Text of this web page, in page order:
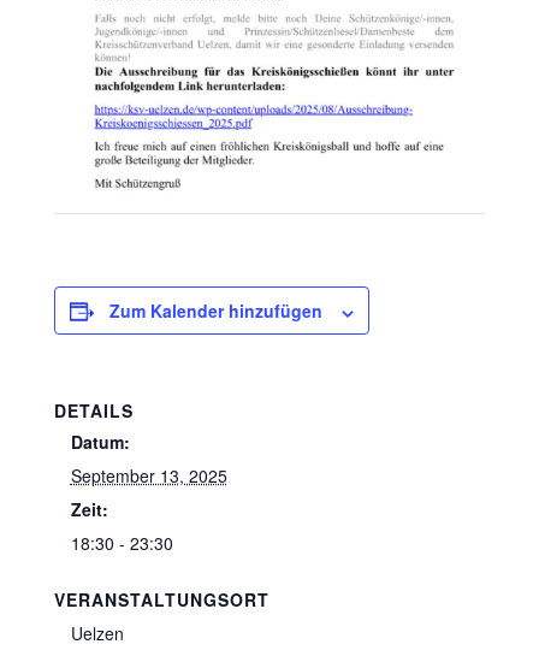
Zum Kalender hinzufügen
DETAILS
Datum:
September 13, 2025
Zeit:
18:30 - 23:30
VERANSTALTUNGSORT
Uelzen